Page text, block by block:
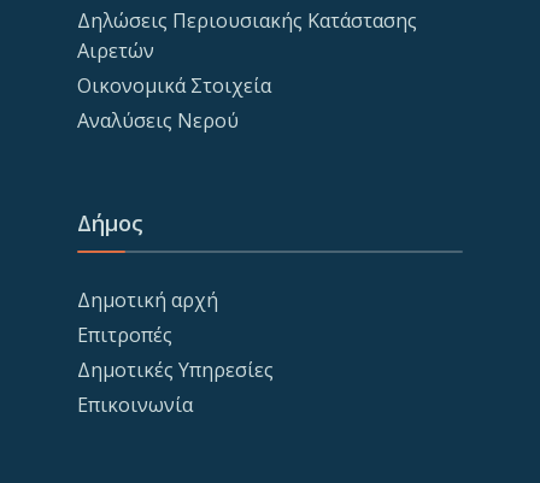
Δηλώσεις Περιουσιακής Κατάστασης
Αιρετών
Οικονομικά Στοιχεία
Αναλύσεις Νερού
Δήμος
Δημοτική αρχή
Επιτροπές
Δημοτικές Υπηρεσίες
Επικοινωνία